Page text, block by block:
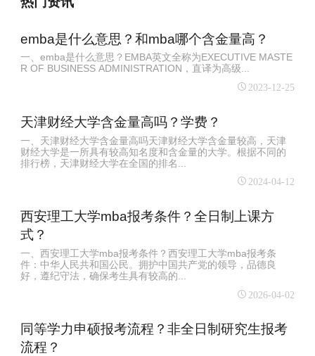
emba是什么意思？和mba哪个含金量高？
一、emba是什么意思？EMBA英文全称为EXECUTIVE MASTE
R OF BUSINESS ADMINISTRATION，直译为高级...
2023-12-25
天津财经大学含金量高吗？学费？
一、天津财经大学含金量高吗天津财经大学含金量较高，天津
财经大学是一所具有较高知名度和含金量的大学。根据不同的
排行榜，天津财经大学在全国的排名...
2024-04-12
西安理工大学mba报考条件？全日制上课方
式？
一、西安理工大学mba报考条件？西安理工大学mba报考条
件：中华人民共和国公民。拥护中国共产党的领导，品德良
好，遵纪守法，确保考生具有较高的...
2026-04-02
同等学力申硕报考流程？非全日制研究生报考
流程？